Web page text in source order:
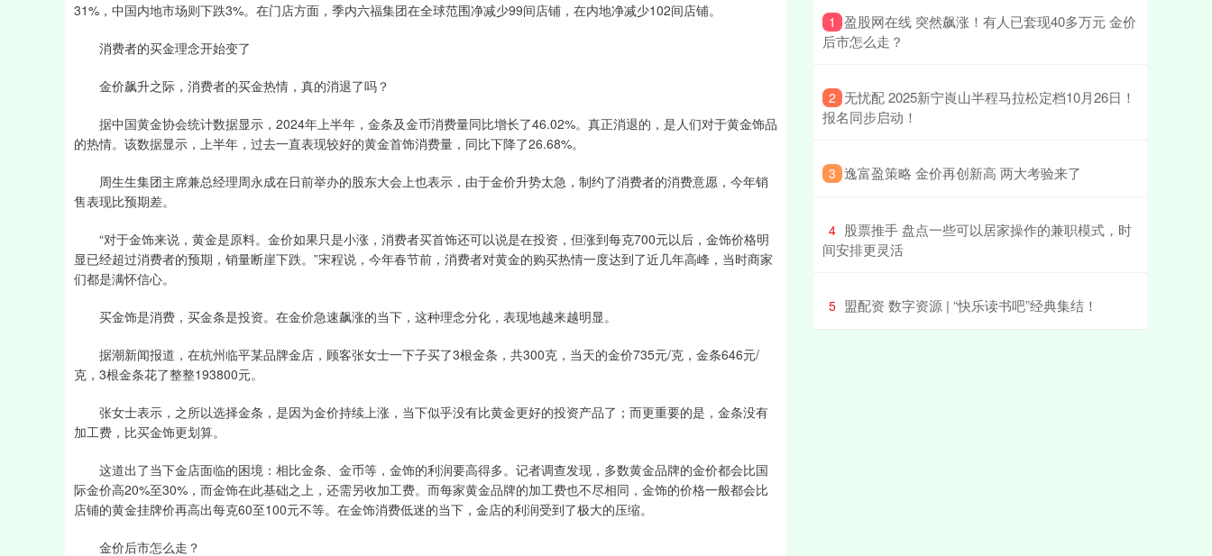
31%，中国内地市场则下跌3%。在门店方面，季内六福集团在全球范围净减少99间店铺，在内地净减少102间店铺。
消费者的买金理念开始变了
金价飙升之际，消费者的买金热情，真的消退了吗？
据中国黄金协会统计数据显示，2024年上半年，金条及金币消费量同比增长了46.02%。真正消退的，是人们对于黄金饰品
的热情。该数据显示，上半年，过去一直表现较好的黄金首饰消费量，同比下降了26.68%。
周生生集团主席兼总经理周永成在日前举办的股东大会上也表示，由于金价升势太急，制约了消费者的消费意愿，今年销
售表现比预期差。
“对于金饰来说，黄金是原料。金价如果只是小涨，消费者买首饰还可以说是在投资，但涨到每克700元以后，金饰价格明
显已经超过消费者的预期，销量断崖下跌。”宋程说，今年春节前，消费者对黄金的购买热情一度达到了近几年高峰，当时商家
们都是满怀信心。
买金饰是消费，买金条是投资。在金价急速飙涨的当下，这种理念分化，表现地越来越明显。
据潮新闻报道，在杭州临平某品牌金店，顾客张女士一下子买了3根金条，共300克，当天的金价735元/克，金条646元/
克，3根金条花了整整193800元。
张女士表示，之所以选择金条，是因为金价持续上涨，当下似乎没有比黄金更好的投资产品了；而更重要的是，金条没有
加工费，比买金饰更划算。
这道出了当下金店面临的困境：相比金条、金币等，金饰的利润要高得多。记者调查发现，多数黄金品牌的金价都会比国
际金价高20%至30%，而金饰在此基础之上，还需另收加工费。而每家黄金品牌的加工费也不尽相同，金饰的价格一般都会比
店铺的黄金挂牌价再高出每克60至100元不等。在金饰消费低迷的当下，金店的利润受到了极大的压缩。
金价后市怎么走？
1 ​盈股网在线 突然飙涨！有人已套现40多万元 金价
后市怎么走？
2 ​无忧配 2025新宁崀山半程马拉松定档10月26日！
报名同步启动！
3 ​逸富盈策略 金价再创新高 两大考验来了
4 ​股票推手 盘点一些可以居家操作的兼职模式，时
间安排更灵活
5 ​盟配资 数字资源 | “快乐读书吧”经典集结！